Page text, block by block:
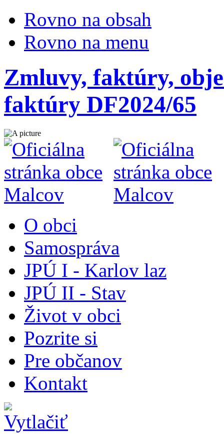
Rovno na obsah
Rovno na menu
Zmluvy, faktúry,
faktúry DF2024/65
O obci
Samospráva
JPÚ I - Karlov laz
JPÚ II - Stav
Život v obci
Pozrite si
Pre občanov
Kontakt